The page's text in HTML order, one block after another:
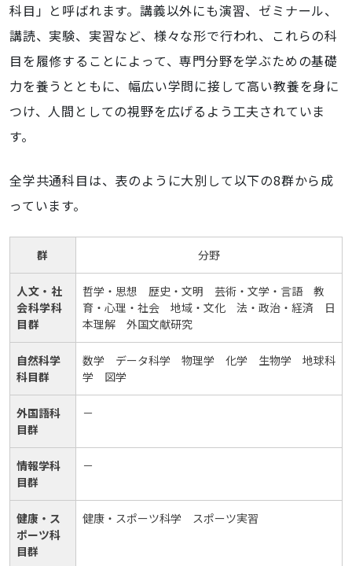
科目」と呼ばれます。講義以外にも演習、ゼミナール、
講読、実験、実習など、様々な形で行われ、これらの科
目を履修することによって、専門分野を学ぶための基礎
力を養うとともに、幅広い学問に接して高い教養を身に
つけ、人間としての視野を広げるよう工夫されていま
す。
全学共通科目は、表のように大別して以下の8群から成
っています。
群 分野
人文・社
会科学科
目群
哲学・思想 歴史・文明 芸術・文学・言語 教
育・心理・社会 地域・文化 法・政治・経済 日
本理解 外国文献研究
自然科学
科目群
数学 データ科学 物理学 化学 生物学 地球科
学 図学
外国語科
目群
－
情報学科
目群
－
健康・ス
ポーツ科
目群
健康・スポーツ科学 スポーツ実習